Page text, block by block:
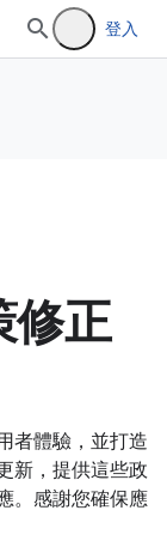
登入
修正
者體驗，並打造
新，提供這些政
。感謝您確保應